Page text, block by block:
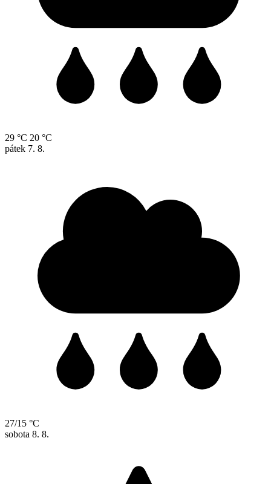
29 °C 20 °C
pátek 7. 8.
27/15 °C
sobota 8. 8.